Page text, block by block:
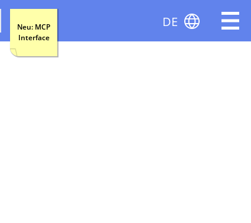
Neu: MCP
Interface
DE